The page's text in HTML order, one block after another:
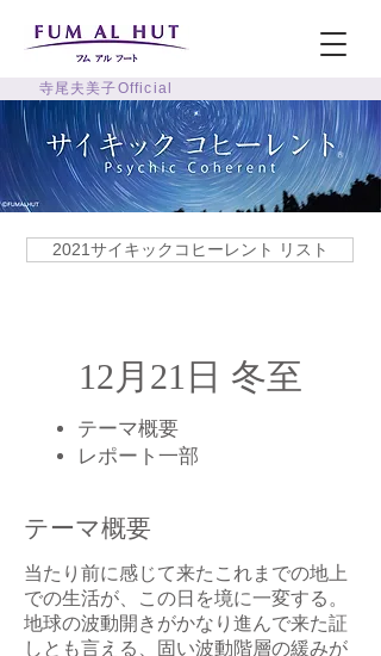
寺尾夫美子Official
2021サイキックコヒーレント リスト
12月21日 冬至
テーマ概要
​レポート一部
テーマ概要
当たり前に感じて来たこれまでの地上
での生活が、この日を境に一変する。
地球の波動開きがかなり進んで来た証
しとも言える、固い波動階層の緩みが